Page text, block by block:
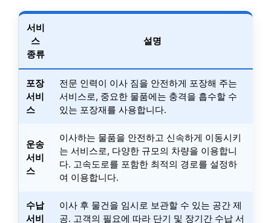
서비
스
종류
설명
포장
서비
스
전문 인력이 이사 짐을 안전하게 포장해 주는
서비스로, 중요한 물품에는 충격을 흡수할 수
있는 포장재를 사용합니다.
운송
서비
스
이사하는 물품을 안전하고 신속하게 이동시키
는 서비스로, 다양한 규모의 차량을 이용합니
다. 고속도로를 포함한 최적의 경로를 설정하
여 이용합니다.
수납
서비
이사 후 물건을 임시로 보관할 수 있는 공간 제
공. 고객의 필요에 따라 단기 및 장기간 수납 서